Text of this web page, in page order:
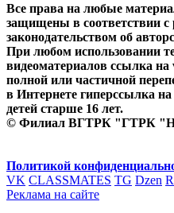
Все права на любые
защищены в соответствии
законодательством об
При любом использовании
видеоматериалов ссылка
полной или частичной
в Интернете гиперссылка
детей старше 16 лет.
© Филиал ВГТРК "ГТРК
Политикой
VK CLASSMATES TG Dzen
Реклама на сайте